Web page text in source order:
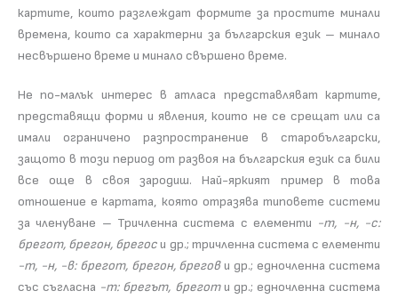
картите, които разглеждат формите за простите минали
времена, които са характерни за българския език – минало
несвършено време и минало свършено време.
Не по-малък интерес в атласа представляват картите,
представящи форми и явления, които не се срещат или са
имали ограничено разпространение в старобългарски,
защото в този период от развоя на българския език са били
все още в своя зародиш. Най-яркият пример в това
отношение е картата, която отразява типовете системи
за членуване – Тричленна система с елементи -т, -н, -с:
брегот, брегон, брегоси др.; тричленна система с елементи
-т, -н, -в: брегот, брегон, брегови др.; едночленна система
със съгласна -т: брегът, бреготи др.; едночленна система